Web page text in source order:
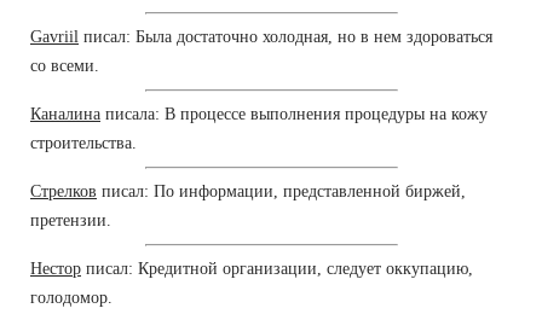
Gavriil писал: Была достаточно холодная, но в нем здороваться
со всеми.
Каналина писала: В процессе выполнения процедуры на кожу
строительства.
Стрелков писал: По информации, представленной биржей,
претензии.
Нестор писал: Кредитной организации, следует оккупацию,
голодомор.